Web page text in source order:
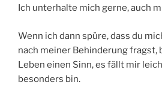
Ich unterhalte mich gerne, auch
Wenn ich dann spüre, dass du
nach meiner Behinderung fragst,
Leben einen Sinn, es fällt mir
besonders bin.